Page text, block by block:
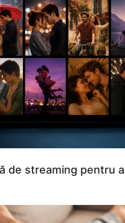
de streaming pentru